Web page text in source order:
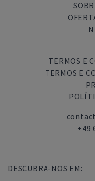
TERMOS E
TERMOS E
+49
DESCUBRA-NOS EM: